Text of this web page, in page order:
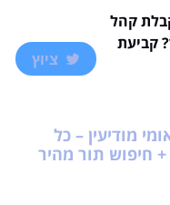
קהל
קביעת
ציוץ
מודיעין – כל
+ חיפוש תור מהיר